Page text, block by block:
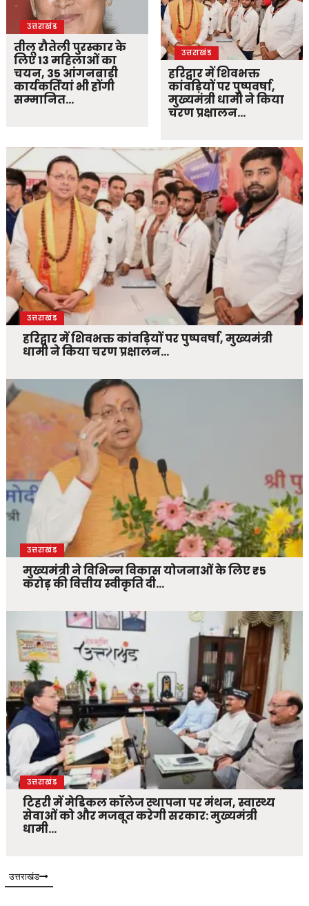
उत्तराखंड
तीलू रौतेली पुरस्कार के
लिए 13 महिलाओं का
चयन, 35 आंगनबाड़ी
कार्यकर्तियां भी होंगी
सम्मानित…
उत्तराखंड
हरिद्वार में शिवभक्त
कांवड़ियों पर पुष्पवर्षा,
मुख्यमंत्री धामी ने किया
चरण प्रक्षालन…
उत्तराखंड
हरिद्वार में शिवभक्त कांवड़ियों पर पुष्पवर्षा, मुख्यमंत्री
धामी ने किया चरण प्रक्षालन…
उत्तराखंड
मुख्यमंत्री ने विभिन्न विकास योजनाओं के लिए ₹5
करोड़ की वित्तीय स्वीकृति दी…
उत्तराखंड
टिहरी में मेडिकल कॉलेज स्थापना पर मंथन, स्वास्थ्य
सेवाओं को और मजबूत करेगी सरकार: मुख्यमंत्री
धामी…
उत्तराखंड